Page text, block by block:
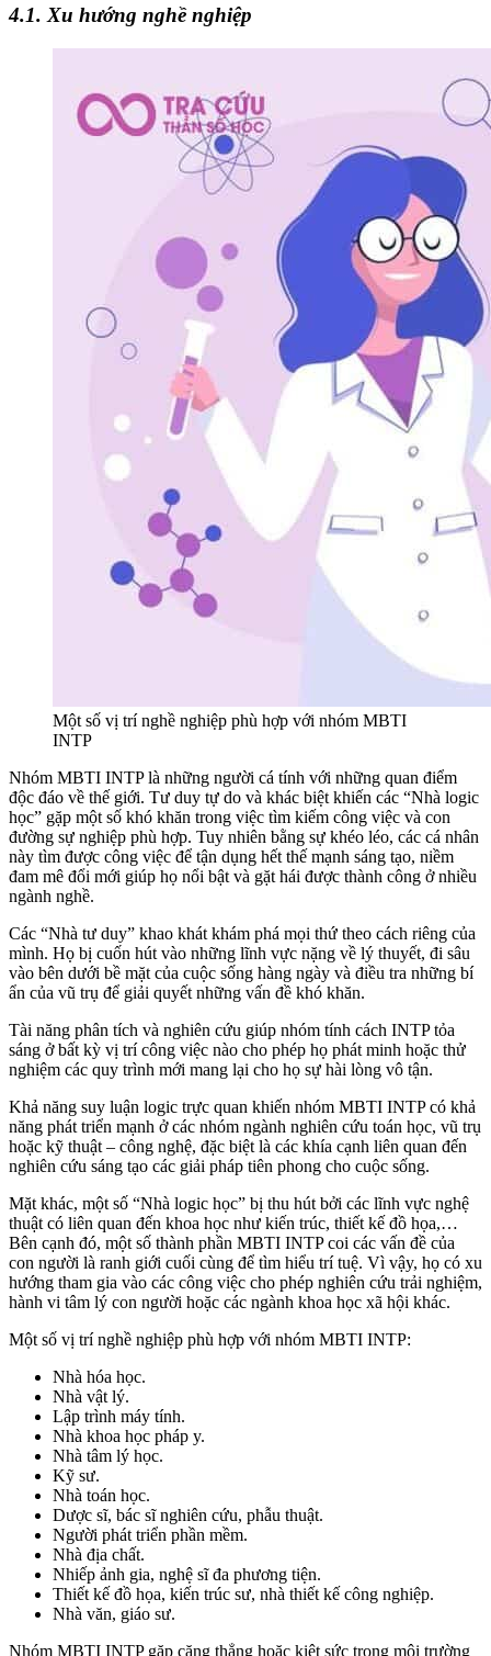
4.1. Xu hướng nghề nghiệp
Một số vị trí nghề nghiệp phù hợp với nhóm MBTI
INTP
Nhóm MBTI INTP là những người cá tính với những quan điểm
độc đáo về thế giới. Tư duy tự do và khác biệt khiến các “Nhà logic
học” gặp một số khó khăn trong việc tìm kiếm công việc và con
đường sự nghiệp phù hợp. Tuy nhiên bằng sự khéo léo, các cá nhân
này tìm được công việc để tận dụng hết thế mạnh sáng tạo, niềm
đam mê đổi mới giúp họ nổi bật và gặt hái được thành công ở nhiều
ngành nghề.
Các “Nhà tư duy” khao khát khám phá mọi thứ theo cách riêng của
mình. Họ bị cuốn hút vào những lĩnh vực nặng về lý thuyết, đi sâu
vào bên dưới bề mặt của cuộc sống hàng ngày và điều tra những bí
ẩn của vũ trụ để giải quyết những vấn đề khó khăn.
Tài năng phân tích và nghiên cứu giúp nhóm tính cách INTP tỏa
sáng ở bất kỳ vị trí công việc nào cho phép họ phát minh hoặc thử
nghiệm các quy trình mới mang lại cho họ sự hài lòng vô tận.
Khả năng suy luận logic trực quan khiến nhóm MBTI INTP có khả
năng phát triển mạnh ở các nhóm ngành nghiên cứu toán học, vũ trụ
hoặc kỹ thuật – công nghệ, đặc biệt là các khía cạnh liên quan đến
nghiên cứu sáng tạo các giải pháp tiên phong cho cuộc sống.
Mặt khác, một số “Nhà logic học” bị thu hút bởi các lĩnh vực nghệ
thuật có liên quan đến khoa học như kiến ​​trúc, thiết kế đồ họa,…
Bên cạnh đó, một số thành phần MBTI INTP coi các vấn đề của
con người là ranh giới cuối cùng để tìm hiểu trí tuệ. Vì vậy, họ có xu
hướng tham gia vào các công việc cho phép nghiên cứu trải nghiệm,
hành vi tâm lý con người hoặc các ngành khoa học xã hội khác.
Một số vị trí nghề nghiệp phù hợp với nhóm MBTI INTP:
Nhà hóa học.
Nhà vật lý.
Lập trình máy tính.
Nhà khoa học pháp y.
Nhà tâm lý học.
Kỹ sư.
Nhà toán học.
Dược sĩ, bác sĩ nghiên cứu, phẫu thuật.
Người phát triển phần mềm.
Nhà địa chất.
Nhiếp ảnh gia, nghệ sĩ đa phương tiện.
Thiết kế đồ họa, kiến trúc sư, nhà thiết kế công nghiệp.
Nhà văn, giáo sư.
Nhóm MBTI INTP gặp căng thẳng hoặc kiệt sức trong môi trường